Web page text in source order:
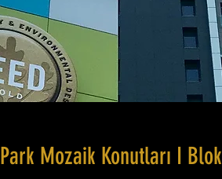
Park Mozaik Konutları I Blok